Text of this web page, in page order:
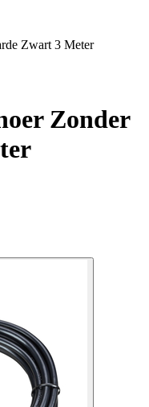
Zwart 3 Meter
Zonder